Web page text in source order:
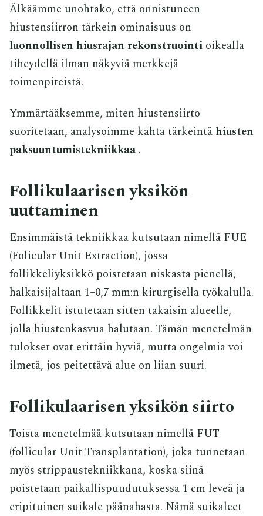
Älkäämme unohtako, että onnistuneen
hiustensiirron tärkein ominaisuus on
luonnollisen hiusrajan rekonstruointi oikealla
tiheydellä ilman näkyviä merkkejä
toimenpiteistä.
Ymmärtääksemme, miten hiustensiirto
suoritetaan, analysoimme kahta tärkeintä hiusten
paksuuntumistekniikkaa .
Follikulaarisen yksikön
uuttaminen
Ensimmäistä tekniikkaa kutsutaan nimellä FUE
(Folicular Unit Extraction), jossa
follikkeliyksikkö poistetaan niskasta pienellä,
halkaisijaltaan 1–0,7 mm:n kirurgisella työkalulla.
Follikkelit istutetaan sitten takaisin alueelle,
jolla hiustenkasvua halutaan. Tämän menetelmän
tulokset ovat erittäin hyviä, mutta ongelmia voi
ilmetä, jos peitettävä alue on liian suuri.
Follikulaarisen yksikön siirto
Toista menetelmää kutsutaan nimellä FUT
(follicular Unit Transplantation), joka tunnetaan
myös strippaustekniikkana, koska siinä
poistetaan paikallispuudutuksessa 1 cm leveä ja
eripituinen suikale päänahasta. Nämä suikaleet